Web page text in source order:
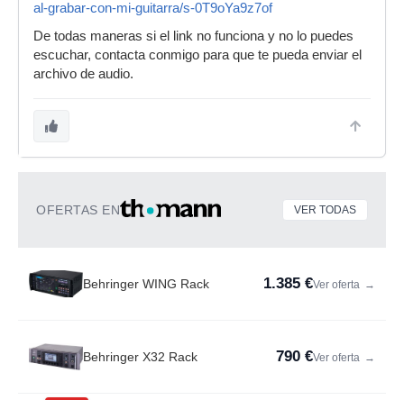
al-grabar-con-mi-guitarra/s-0T9oYa9z7of
De todas maneras si el link no funciona y no lo puedes
escuchar, contacta conmigo para que te pueda enviar el
archivo de audio.
OFERTAS EN VER TODAS
Behringer WING Rack 1.385 €Ver oferta →
Behringer X32 Rack 790 €Ver oferta →